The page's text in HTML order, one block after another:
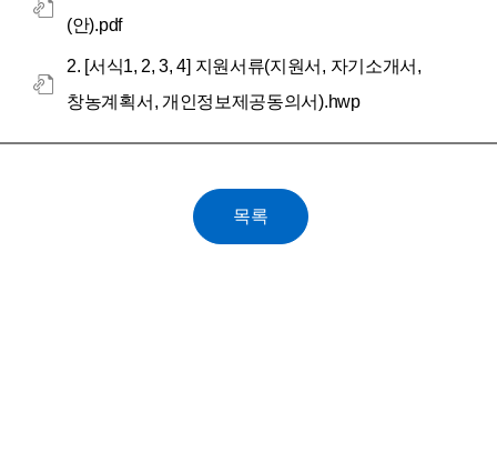
(안).pdf
2. [서식1, 2, 3, 4] 지원서류(지원서, 자기소개서,
창농계획서, 개인정보제공동의서).hwp